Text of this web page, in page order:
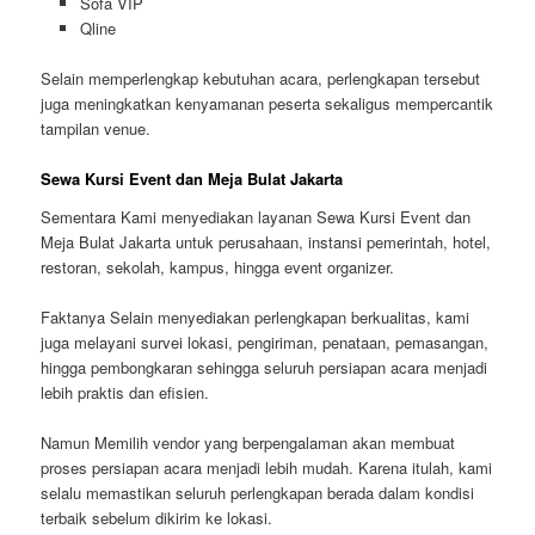
Qline
Selain memperlengkap kebutuhan acara, perlengkapan tersebut
juga meningkatkan kenyamanan peserta sekaligus mempercantik
tampilan venue.
Sewa Kursi Event dan Meja Bulat Jakarta
Sementara Kami menyediakan layanan Sewa Kursi Event dan
Meja Bulat Jakarta untuk perusahaan, instansi pemerintah, hotel,
restoran, sekolah, kampus, hingga event organizer.
Faktanya Selain menyediakan perlengkapan berkualitas, kami
juga melayani survei lokasi, pengiriman, penataan, pemasangan,
hingga pembongkaran sehingga seluruh persiapan acara menjadi
lebih praktis dan efisien.
Namun Memilih vendor yang berpengalaman akan membuat
proses persiapan acara menjadi lebih mudah. Karena itulah, kami
selalu memastikan seluruh perlengkapan berada dalam kondisi
terbaik sebelum dikirim ke lokasi.